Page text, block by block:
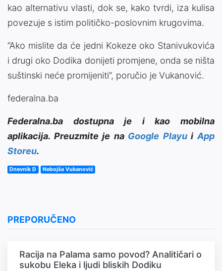
kao alternativu vlasti, dok se, kako tvrdi, iza kulisa
povezuje s istim političko-poslovnim krugovima.
“Ako mislite da će jedni Kokeze oko Stanivukovića
i drugi oko Dodika donijeti promjene, onda se ništa
suštinski neće promijeniti”, poručio je Vukanović.
federalna.ba
Federalna.ba dostupna je i kao mobilna
aplikacija. Preuzmite je na Google PlayuiApp
Storeu.
Dnevnik D Nebojša Vukanović
PREPORUČENO
Racija na Palama samo povod? Analitičari o
sukobu Eleka i ljudi bliskih Dodiku